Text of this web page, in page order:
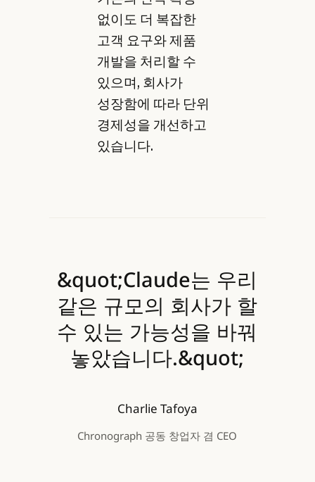
없이도 더 복잡한
고객 요구와 제품
개발을 처리할 수
있으며, 회사가
성장함에 따라 단위
경제성을 개선하고
있습니다.
&quot;Claude는 우리
같은 규모의 회사가 할
수 있는 가능성을 바꿔
놓았습니다.&quot;
Charlie Tafoya
Chronograph 공동 창업자 겸 CEO